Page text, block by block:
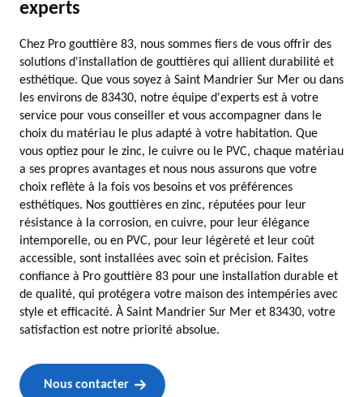
experts
Chez Pro gouttière 83, nous sommes fiers de vous offrir des
solutions d'installation de gouttières qui allient durabilité et
esthétique. Que vous soyez à Saint Mandrier Sur Mer ou dans
les environs de 83430, notre équipe d'experts est à votre
service pour vous conseiller et vous accompagner dans le
choix du matériau le plus adapté à votre habitation. Que
vous optiez pour le zinc, le cuivre ou le PVC, chaque matériau
a ses propres avantages et nous nous assurons que votre
choix reflète à la fois vos besoins et vos préférences
esthétiques. Nos gouttières en zinc, réputées pour leur
résistance à la corrosion, en cuivre, pour leur élégance
intemporelle, ou en PVC, pour leur légèreté et leur coût
accessible, sont installées avec soin et précision. Faites
confiance à Pro gouttière 83 pour une installation durable et
de qualité, qui protégera votre maison des intempéries avec
style et efficacité. À Saint Mandrier Sur Mer et 83430, votre
satisfaction est notre priorité absolue.
Nous contacter